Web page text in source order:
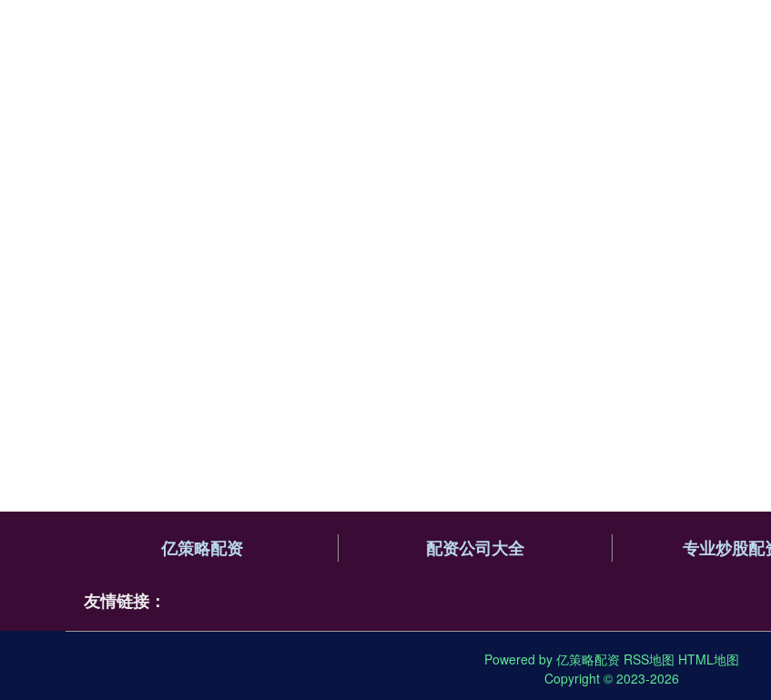
亿策略配资 配资公司大全 专业炒股配
友情链接：
Powered by 亿策略配资 RSS地图 HTML地图
Copyright © 2023-2026